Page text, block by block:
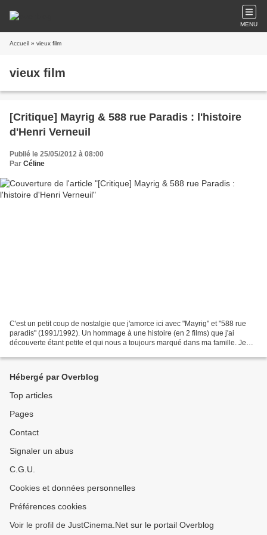
MENU
Accueil » vieux film
vieux film
[Critique] Mayrig & 588 rue Paradis : l'histoire
d'Henri Verneuil
Publié le 25/05/2012 à 08:00
Par Céline
C'est un petit coup de nostalgie que j'amorce ici avec "Mayrig" et "588 rue
paradis" (1991/1992). Un hommage à une histoire (en 2 films) que j'ai
découverte étant petite et qui nous a toujours marqué dans ma famille. Je
Hébergé par Overblog
Top articles
Pages
Contact
Signaler un abus
C.G.U.
Cookies et données personnelles
Préférences cookies
Voir le profil de JustCinema.Net sur le portail Overblog